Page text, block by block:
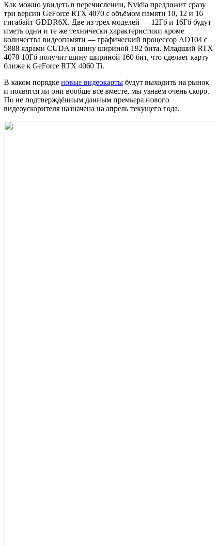
Как можно увидеть в перечислении, Nvidia предложит сразу
три версии GeForce RTX 4070 с объёмом памяти 10, 12 и 16
гигабайт GDDR6X. Две из трёх моделей — 12Гб и 16Гб будут
иметь одни и те же технически характеристики кроме
количества видеопамяти — графический процессор AD104 с
5888 ядрами CUDA и шину шириной 192 бита. Младший RTX
4070 10Гб получит шину шириной 160 бит, что сделает карту
ближе к GeForce RTX 4060 Ti.
В каком порядке новые видеокарты будут выходить на рынок
и появятся ли они вообще все вместе, мы узнаем очень скоро.
По не подтверждённым данным премьера нового
видеоускорителя назначена на апрель текущего года.